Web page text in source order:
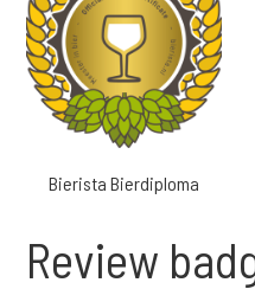
Bierista Bierdiploma
Review